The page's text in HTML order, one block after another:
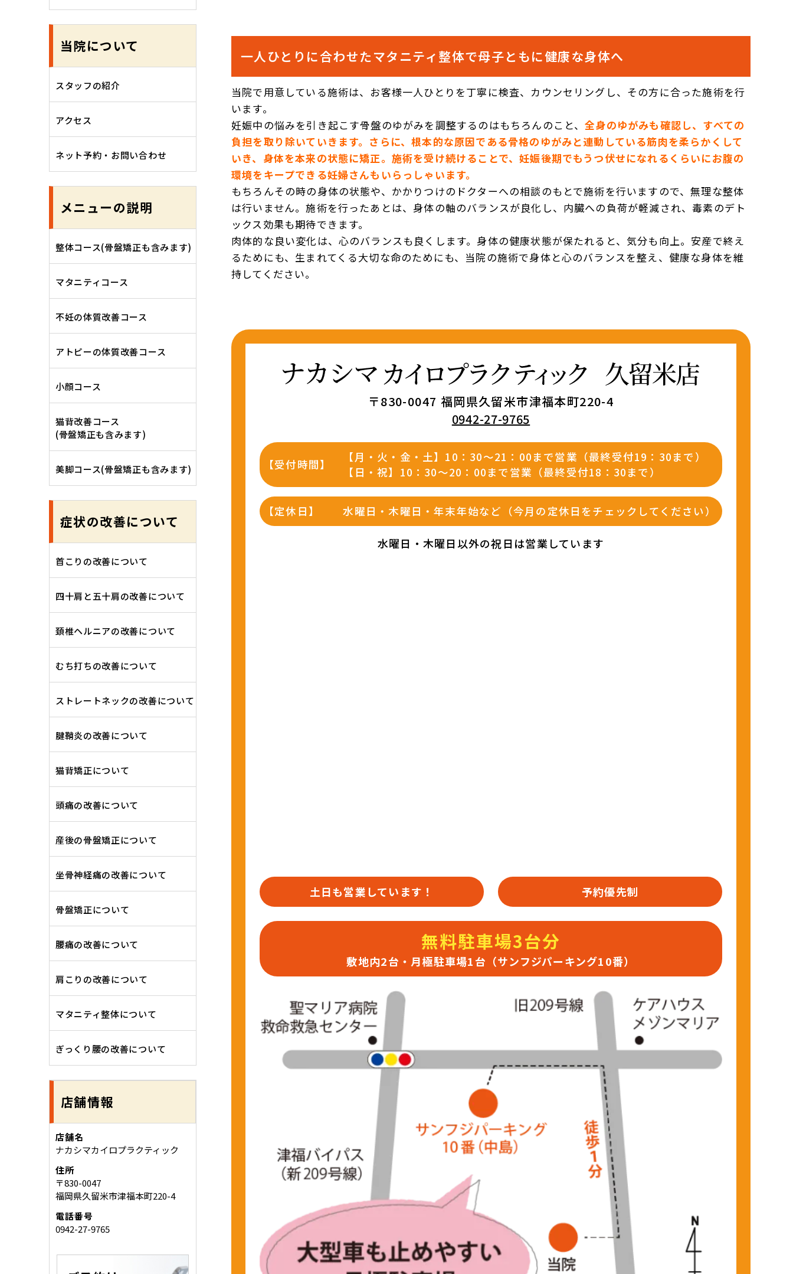
当院について
スタッフの紹介
アクセス
ネット予約・お問い合わせ
メニューの説明
整体コース(骨盤矯正も含みます)
マタニティコース
不妊の体質改善コース
アトピーの体質改善コース
小顔コース
猫背改善コース
(骨盤矯正も含みます)
美脚コース(骨盤矯正も含みます)
症状の改善について
首こりの改善について
四十肩と五十肩の改善について
頚椎ヘルニアの改善について
むち打ちの改善について
ストレートネックの改善について
腱鞘炎の改善について
猫背矯正について
頭痛の改善について
産後の骨盤矯正について
坐骨神経痛の改善について
骨盤矯正について
腰痛の改善について
肩こりの改善について
マタニティ整体について
ぎっくり腰の改善について
店舗情報
店舗名
ナカシマカイロプラクティック
住所
〒830-0047
福岡県久留米市津福本町220-4
電話番号
0942-27-9765
一人ひとりに合わせたマタニティ整体で母子ともに健康な身体へ
当院で用意している施術は、お客様一人ひとりを丁寧に検査、カウンセリングし、その方に合った施術を行
います。
妊娠中の悩みを引き起こす骨盤のゆがみを調整するのはもちろんのこと、全身のゆがみも確認し、すべての
負担を取り除いていきます。さらに、根本的な原因である骨格のゆがみと連動している筋肉を柔らかくして
いき、身体を本来の状態に矯正。施術を受け続けることで、妊娠後期でもうつ伏せになれるくらいにお腹の
環境をキープできる妊婦さんもいらっしゃいます。
もちろんその時の身体の状態や、かかりつけのドクターへの相談のもとで施術を行いますので、無理な整体
は行いません。施術を行ったあとは、身体の軸のバランスが良化し、内臓への負荷が軽減され、毒素のデト
ックス効果も期待できます。
肉体的な良い変化は、心のバランスも良くします。身体の健康状態が保たれると、気分も向上。安産で終え
るためにも、生まれてくる大切な命のためにも、当院の施術で身体と心のバランスを整え、健康な身体を維
持してください。
〒830-0047 福岡県久留米市津福本町220-4
0942-27-9765
【受付時間】
【月・火・金・土】10：30～21：00まで営業（最終受付19：30まで）
【日・祝】10：30～20：00まで営業（最終受付18：30まで）
【定休日】 水曜日・木曜日・年末年始など（今月の定休日をチェックしてください）
水曜日・木曜日以外の祝日は営業しています
土日も営業しています！ 予約優先制
無料駐車場3台分
敷地内2台・月極駐車場1台（サンフジパーキング10番）